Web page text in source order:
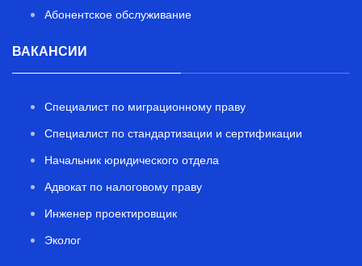
Абонентское обслуживание
ВАКАНСИИ
Специалист по миграционному праву
Специалист по стандартизации и сертификации
Начальник юридического отдела
Адвокат по налоговому праву
Инженер проектировщик
Эколог